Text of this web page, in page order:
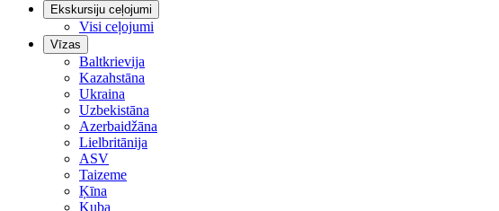
Ekskursiju ceļojumi
Visi ceļojumi
Vīzas
Baltkrievija
Kazahstāna
Ukraina
Uzbekistāna
Azerbaidžāna
Lielbritānija
ASV
Taizeme
Ķīna
Kuba